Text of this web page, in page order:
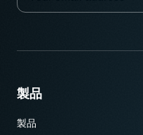
製品
製品